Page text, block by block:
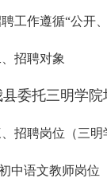
工作遵循“公开
、招聘对象
托三明学院培
招聘岗位（三明
中语文教师岗位